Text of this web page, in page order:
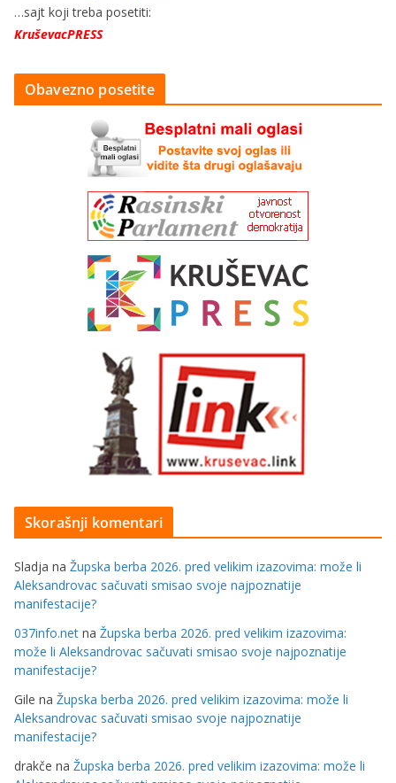
…sajt koji treba posetiti:
KruševacPRESS
Obavezno posetite
Skorašnji komentari
Sladja na Župska berba 2026. pred velikim izazovima: može li
Aleksandrovac sačuvati smisao svoje najpoznatije
manifestacije?
037info.net na Župska berba 2026. pred velikim izazovima:
može li Aleksandrovac sačuvati smisao svoje najpoznatije
manifestacije?
Gile na Župska berba 2026. pred velikim izazovima: može li
Aleksandrovac sačuvati smisao svoje najpoznatije
manifestacije?
drakče na Župska berba 2026. pred velikim izazovima: može li